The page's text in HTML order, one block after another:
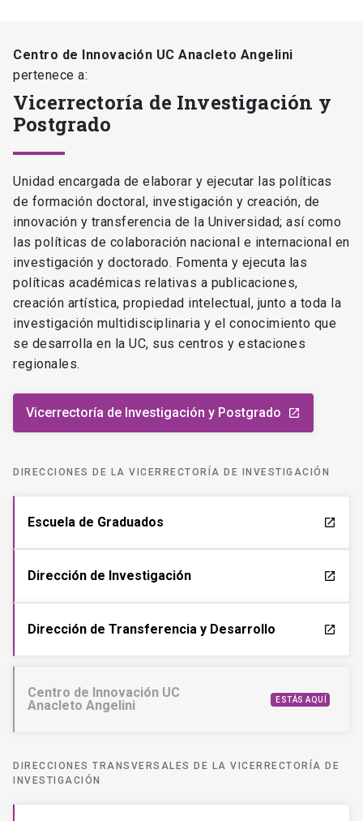
Centro de Innovación UC Anacleto Angelini
pertenece a:
Vicerrectoría de Investigación y
Postgrado
Unidad encargada de elaborar y ejecutar las políticas
de formación doctoral, investigación y creación, de
innovación y transferencia de la Universidad; así como
las políticas de colaboración nacional e internacional en
investigación y doctorado. Fomenta y ejecuta las
políticas académicas relativas a publicaciones,
creación artística, propiedad intelectual, junto a toda la
investigación multidisciplinaria y el conocimiento que
se desarrolla en la UC, sus centros y estaciones
regionales.
Vicerrectoría de Investigación y Postgrado launch
DIRECCIONES DE LA VICERRECTORÍA DE INVESTIGACIÓN
Escuela de Graduados launch
Dirección de Investigación launch
Dirección de Transferencia y Desarrollo launch
Centro de Innovación UC
Anacleto Angelini
ESTÁS AQUÍ
DIRECCIONES TRANSVERSALES DE LA VICERRECTORÍA DE
INVESTIGACIÓN